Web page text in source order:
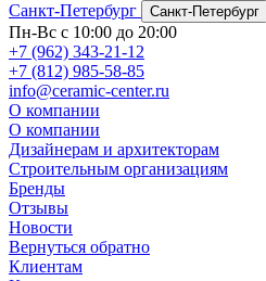
Санкт-Петербург
Санкт-Петербург
Пн-Вс с 10:00 до 20:00
+7 (962) 343-21-12
+7 (812) 985-58-85
info@ceramic-center.ru
О компании
О компании
Дизайнерам и архитекторам
Строительным организациям
Бренды
Отзывы
Новости
Вернуться обратно
Клиентам